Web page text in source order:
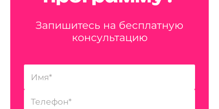
Запишитесь на бесплатную
консультацию